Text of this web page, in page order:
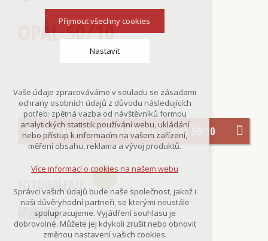
OPÁL 50/10
ZOBRAZTE SI PŮVODNÍ PROJEKT: OPÁL 50/10
FOTOGALERIE
Přijmout všechny cookies
Nastavit
nutná pro provozování webu
udržení kontextu stránek (session):
případná přihlášení, volby jazyka, apod.
Volitelná cookies
analytická pro anonymizované
marketingová cookies
Více informací o cookies na našem webu
Vaše údaje zpracováváme v souladu se zásadami
ochrany osobních údajů z důvodu následujících
potřeb: zpětná vazba od návštěvníků formou
analytických statistik používání webu, ukládání
nebo přístup k informacím na vašem zařízení,
měření obsahu, reklama a vývoj produktů.
Více informací o cookies na našem webu
Správci vašich údajů bude naše společnost, jakož i
naši důvěryhodní partneři, se kterými neustále
spolupracujeme. Vyjádření souhlasu je
dobrovolné. Můžete jej kdykoli zrušit nebo obnovit
změnou nastavení vašich cookies.